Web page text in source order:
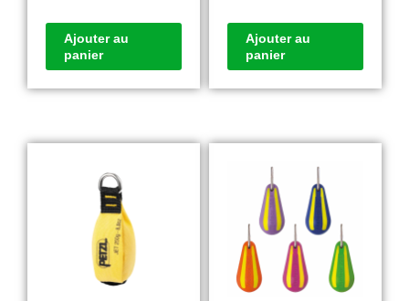
Ajouter au
panier
Ajouter au
panier